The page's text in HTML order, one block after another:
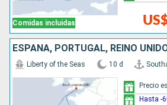
Comidas incluidas
ESPAÑA, PORTUGAL, REINO
Liberty of the Seas 10 d
Precio
Hasta -